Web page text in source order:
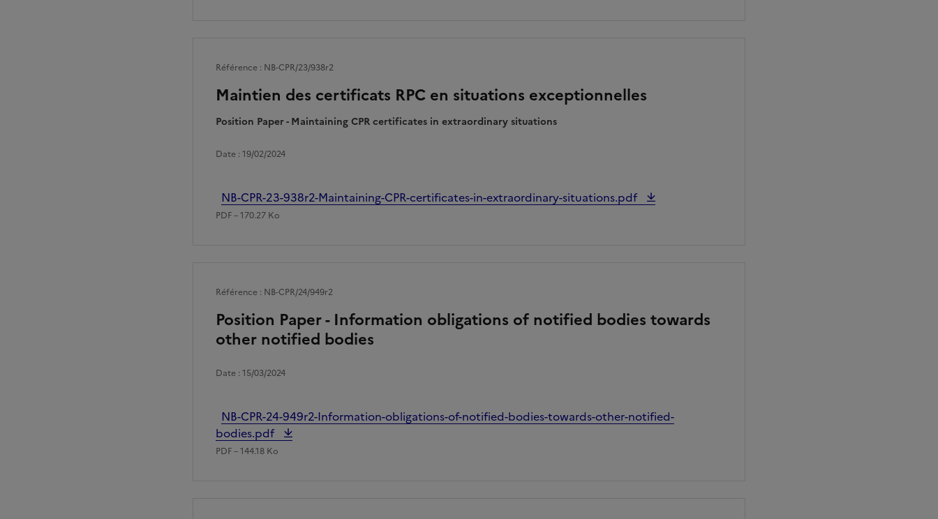
Maintien des certificats RPC en situations exceptionnelles
Position Paper - Maintaining CPR certificates in extraordinary situations
Référence : NB-CPR/23/938r2
Date : 19/02/2024
Fichier
NB-CPR-23-938r2-Maintaining-CPR-certificates-in-extraordinary-situations.pdf
PDF – 170.27 Ko
Position Paper - Information obligations of notified bodies towards
other notified bodies
Référence : NB-CPR/24/949r2
Date : 15/03/2024
Fichier
NB-CPR-24-949r2-Information-obligations-of-notified-bodies-towards-other-notified-
bodies.pdf
PDF – 144.18 Ko